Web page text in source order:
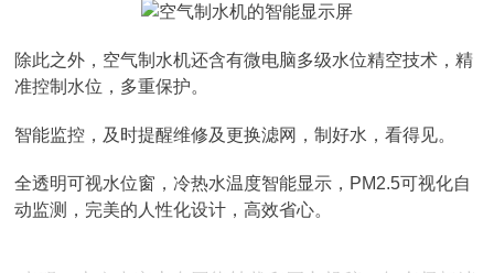
除此之外，空气制水机还含有微电脑多级水位精空技术，精
准控制水位，多重保护。
智能监控，及时提醒维修及更换滤网，制好水，看得见。
全透明可视水位窗，冷热水温度智能显示，PM2.5可视化自
动监测，完美的人性化设计，高效省心。